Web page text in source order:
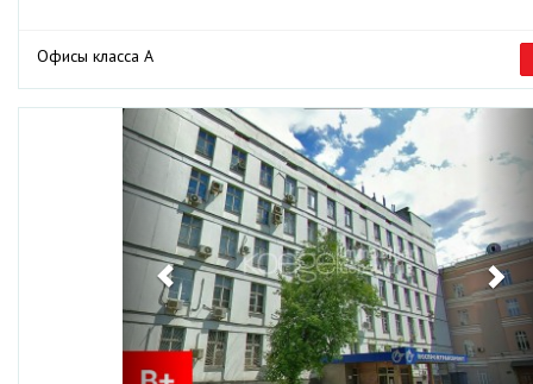
Офисы класса А
Previous